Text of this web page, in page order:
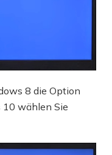
8 die Option
10 wählen Sie